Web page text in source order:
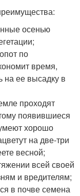
осенью
по
время,
на ее высадку в
проходят
появившиеся
хорошо
на две-три
весной;
всей своей
и вредителям;
в почве семена